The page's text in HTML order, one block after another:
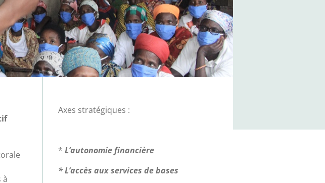
à
Axes stratégiques :
* L’autonomie financière
* L’accès aux services de bases